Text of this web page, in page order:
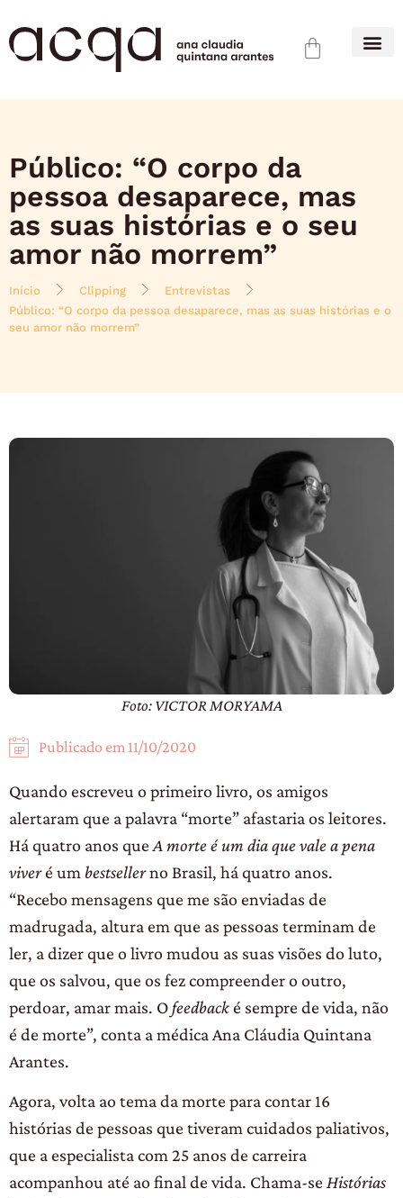
Público: “O corpo da
pessoa desaparece, mas
as suas histórias e o seu
amor não morrem”
Início Clipping
Entrevistas
Público: “O corpo da pessoa desaparece, mas as suas histórias e o
seu amor não morrem”
Foto: VICTOR MORYAMA
Publicado em 11/10/2020
Quando escreveu o primeiro livro, os amigos
alertaram que a palavra “morte” afastaria os leitores.
Há quatro anos que A morte é um dia que vale a pena
viveré um bestsellerno Brasil, há quatro anos.
“Recebo mensagens que me são enviadas de
madrugada, altura em que as pessoas terminam de
ler, a dizer que o livro mudou as suas visões do luto,
que os salvou, que os fez compreender o outro,
perdoar, amar mais. Ofeedbacké sempre de vida, não
é de morte”, conta a médica Ana Cláudia Quintana
Arantes.
Agora, volta ao tema da morte para contar 16
histórias de pessoas que tiveram cuidados paliativos,
que a especialista com 25 anos de carreira
acompanhou até ao final de vida. Chama-se Histórias